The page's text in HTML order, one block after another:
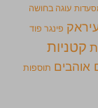
עוגה בחושה
פינגר פוד
קטניות
אוהבים תוספות